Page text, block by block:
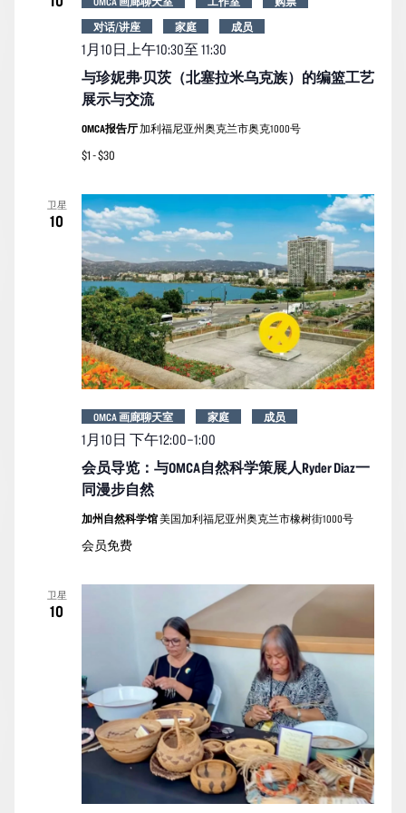
与珍妮弗·贝茨（北塞拉米乌克族）的编篮工艺
展示与交流
1月10日上午10:30至 11:30
对话/讲座
家庭 成员
OMCA报告厅加利福尼亚州奥克兰市奥克1000号
$1 - $30
卫星
10
会员导览：与OMCA自然科学策展人Ryder Diaz一
同漫步自然
1月10日 下午12:00–1:00
OMCA 画廊聊天室 家庭 成员
加州自然科学馆美国加利福尼亚州奥克兰市橡树街1000号
会员免费
卫星
10